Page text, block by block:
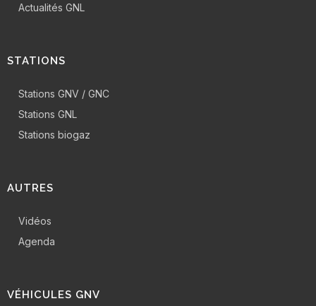
Actualités GNL
STATIONS
Stations GNV / GNC
Stations GNL
Stations biogaz
AUTRES
Vidéos
Agenda
VÉHICULES GNV